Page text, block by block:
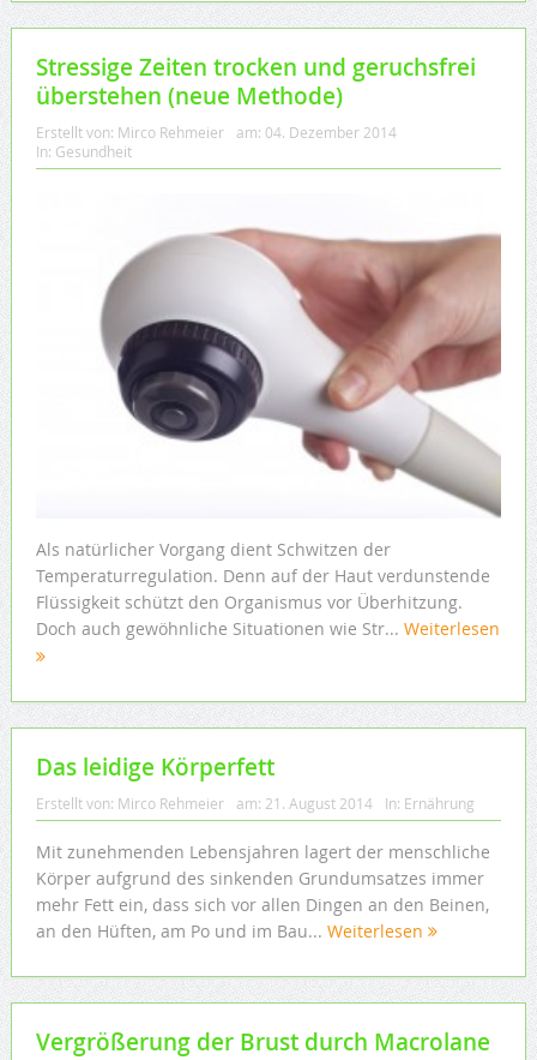
Stressige Zeiten trocken und geruchsfrei
überstehen (neue Methode)
Erstellt von: Mirco Rehmeier am: 04. Dezember 2014
In: Gesundheit
Als natürlicher Vorgang dient Schwitzen der
Temperaturregulation. Denn auf der Haut verdunstende
Flüssigkeit schützt den Organismus vor Überhitzung.
Doch auch gewöhnliche Situationen wie Str... Weiterlesen
Das leidige Körperfett
Erstellt von: Mirco Rehmeier am: 21. August 2014 In: Ernährung
Mit zunehmenden Lebensjahren lagert der menschliche
Körper aufgrund des sinkenden Grundumsatzes immer
mehr Fett ein, dass sich vor allen Dingen an den Beinen,
an den Hüften, am Po und im Bau... Weiterlesen
Vergrößerung der Brust durch Macrolane